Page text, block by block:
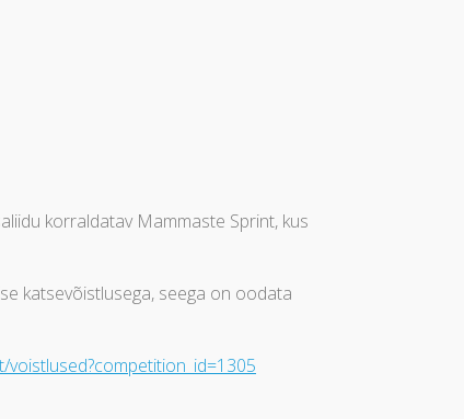
korraldatav Mammaste Sprint, kus
katsevõistlusega, seega on oodata